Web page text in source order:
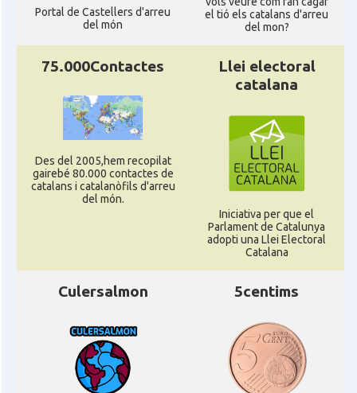
Casal Català de Stuttgart, Stuttcat
e.V.
Casal Catalanets E.V.
Casal Centre Català de Munic
Casal Centre Cultural Català de Colònia
Katalanischer Salon, e. V.
Acció
Oficina Exterior de Catalunya a
Stuttgart
Delegació Delegació del Govern a Alemanya
Portal de Castellers d'arreu
del món
el tió els catalans d'arreu
del mon?
75.000Contactes
Des del 2005,hem recopilat
gairebé 80.000 contactes de
catalans i catalanòfils d'arreu
del món.
Llei electoral
catalana
Iniciativa per que el
Parlament de Catalunya
adopti una Llei Electoral
Catalana
Culersalmon 5centims